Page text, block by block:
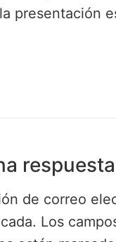
presentación
respuesta
de correo
Los